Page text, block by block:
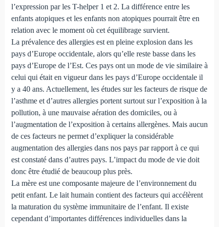
l’expression par les T-helper 1 et 2. La différence entre les
enfants atopiques et les enfants non atopiques pourrait être en
relation avec le moment où cet équilibrage survient.
La prévalence des allergies est en pleine explosion dans les
pays d’Europe occidentale, alors qu’elle reste basse dans les
pays d’Europe de l’Est. Ces pays ont un mode de vie similaire à
celui qui était en vigueur dans les pays d’Europe occidentale il
y a 40 ans. Actuellement, les études sur les facteurs de risque de
l’asthme et d’autres allergies portent surtout sur l’exposition à la
pollution, à une mauvaise aération des domiciles, ou à
l’augmentation de l’exposition à certains allergènes. Mais aucun
de ces facteurs ne permet d’expliquer la considérable
augmentation des allergies dans nos pays par rapport à ce qui
est constaté dans d’autres pays. L’impact du mode de vie doit
donc être étudié de beaucoup plus près.
La mère est une composante majeure de l’environnement du
petit enfant. Le lait humain contient des facteurs qui accélèrent
la maturation du système immunitaire de l’enfant. Il existe
cependant d’importantes différences individuelles dans la